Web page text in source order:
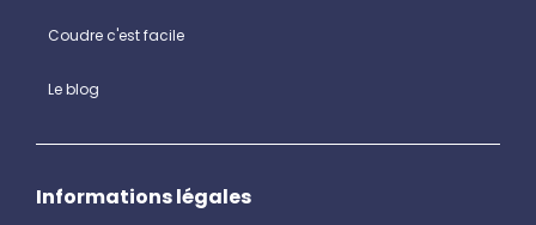
Coudre c'est facile
Le blog
Informations légales